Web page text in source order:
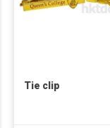
Tie clip